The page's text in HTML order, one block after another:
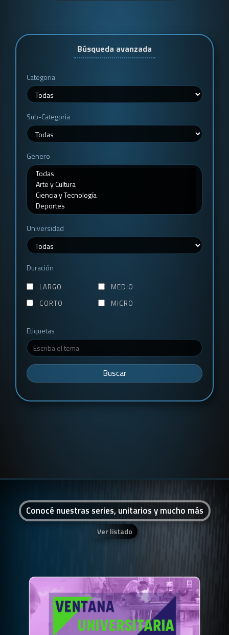
Búsqueda avanzada
Categoria
Sub-Categoria
Genero
Universidad
Duración
LARGO
MEDIO
CORTO
MICRO
Etiquetas
Buscar
Conocé nuestras series, unitarios y mucho más
Ver listado